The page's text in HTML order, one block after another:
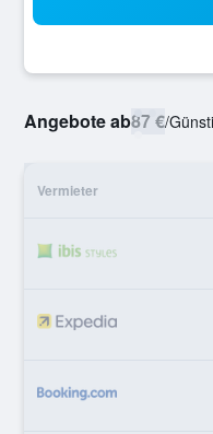
Angebote ab87 €/
Vermieter